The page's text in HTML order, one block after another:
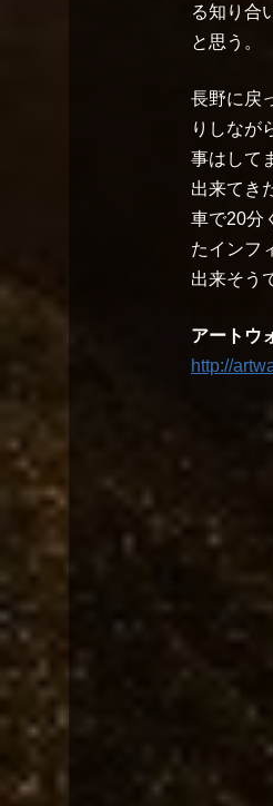
る知り合
と思う。
長野に戻
りしなが
事はして
出来てき
車で20分
たインフ
出来そう
アートウ
http://